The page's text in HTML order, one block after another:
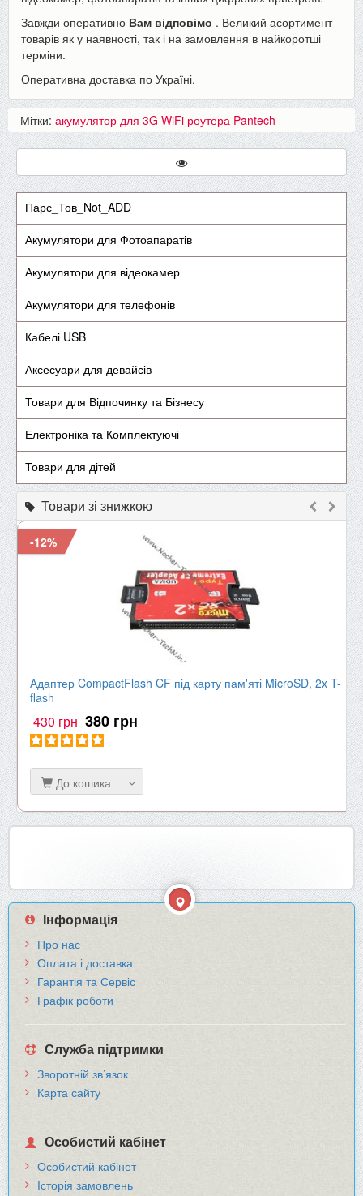
Завжди оперативно Вам відповімо . Великий асортимент
товарів як у наявності, так і на замовлення в найкоротші
терміни.
Оперативна доставка по Україні.
Мітки: акумулятор для 3G WiFi роутера Pantech
Парс_Тов_Not_ADD
Акумулятори для Фотоапаратів
Акумулятори для відеокамер
Акумулятори для телефонів
Кабелі USB
Аксесуари для девайсів
Товари для Відпочинку та Бізнесу
Електроніка та Комплектуючі
Товари для дітей
Товари зі знижкою
-12%
Адаптер CompactFlash CF під карту пам'яті MicroSD, 2x T-
flash
430 грн 380 грн
До кошика
Інформація
Про нас
Оплата і доставка
Гарантія та Сервіс
Графік роботи
Служба підтримки
Зворотній зв’язок
Карта сайту
Особистий кабінет
Особистий кабінет
Історія замовлень